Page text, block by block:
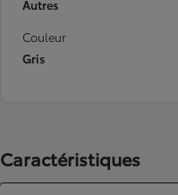
Autres
Couleur
Gris
Caractéristiques